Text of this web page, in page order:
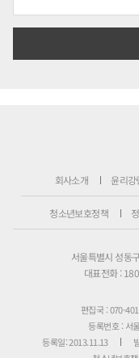
회사소개 윤리강
청소년보호정책
서울특별시 성동
대표전화 :
편집국 : 070-
등록번호 : 서
등록일: 2013.11.13